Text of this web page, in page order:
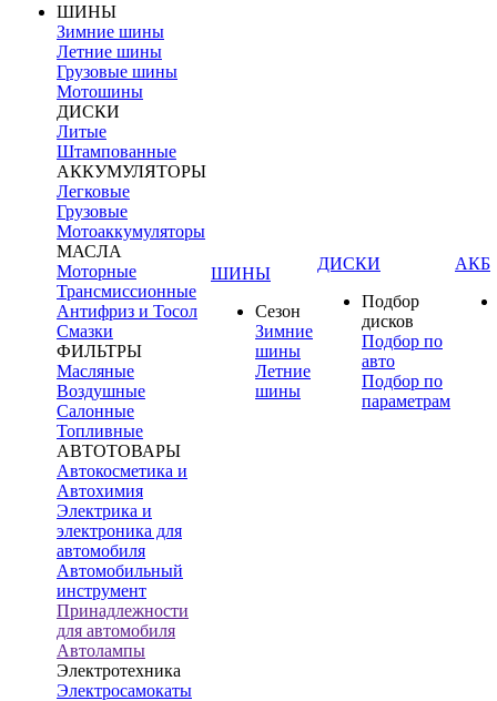
ШИНЫ
Зимние шины
Летние шины
Грузовые шины
Мотошины
ДИСКИ
Литые
Штампованные
АККУМУЛЯТОРЫ
Легковые
Грузовые
Мотоаккумуляторы
МАСЛА
Моторные
Трансмиссионные
Антифриз и Тосол
Смазки
ФИЛЬТРЫ
Масляные
Воздушные
Салонные
Топливные
АВТОТОВАРЫ
Автокосметика и
Автохимия
Электрика и
электроника для
автомобиля
Автомобильный
инструмент
Принадлежности
для автомобиля
Автолампы
Электротехника
Электросамокаты
ШИНЫ
Сезон
Зимние
шины
Летние
шины
ДИСКИ
Подбор
дисков
Подбор по
авто
Подбор по
параметрам
АКБ